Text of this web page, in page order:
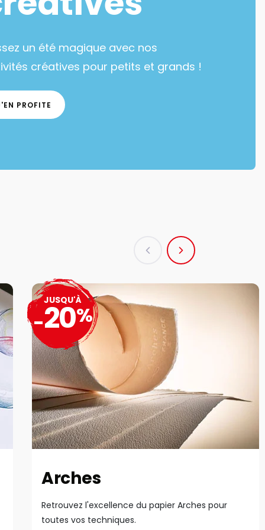
un été magique avec nos
créatives pour petits et grands !
PROFITE
Arches
Retrouvez l'excellence du papier Arches pour
toutes vos techniques.
JUSQU'À
-20%